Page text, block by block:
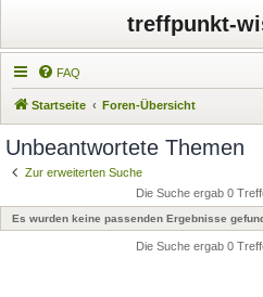
treffpunkt-
FAQ
Startseite Foren-Übersicht
Unbeantwortete Themen
Zur erweiterten Suche
Die Suche ergab 0
Es wurden keine passenden Ergebnisse
Die Suche ergab 0